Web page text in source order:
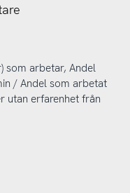
som arbetar, Andel
/ Andel som arbetat
utan erfarenhet från